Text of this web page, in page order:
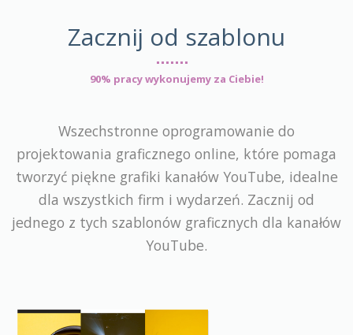
Zacznij od szablonu
90% pracy wykonujemy za Ciebie!
Wszechstronne oprogramowanie do
projektowania graficznego online, które pomaga
tworzyć piękne grafiki kanałów YouTube, idealne
dla wszystkich firm i wydarzeń. Zacznij od
jednego z tych szablonów graficznych dla kanałów
YouTube.